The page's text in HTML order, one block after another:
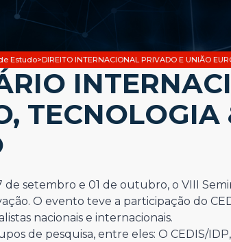
Estudo>DIREITO INTERNACIONAL PRIVADO E UNIÃO
TECNOLOGIA
de setembro e 01 de outubro, o VIII
O evento teve a participação do
nacionais e internacionais.
de pesquisa, entre eles: O CEDIS/